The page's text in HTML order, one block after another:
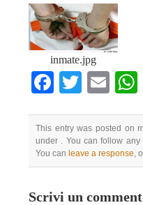
inmate.jpg
Facebook
Twitter
This entry was posted on
under . You can follow
You can leave a response,
Scrivi un